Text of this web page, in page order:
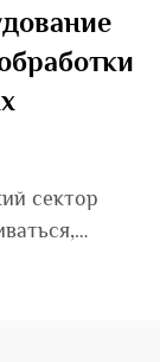
сектор
нефти,